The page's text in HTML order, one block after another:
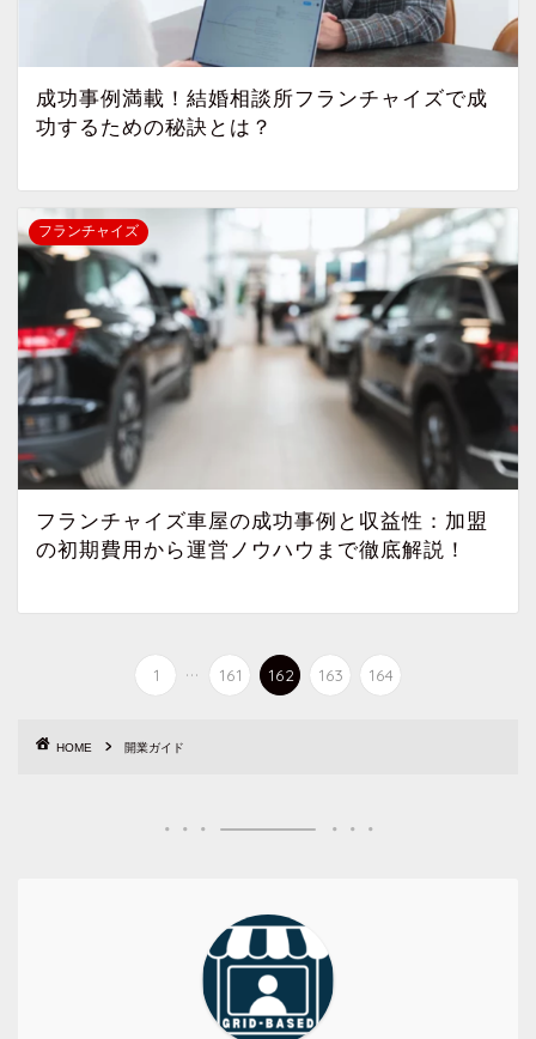
成功事例満載！結婚相談所フランチャイズで成
功するための秘訣とは？
フランチャイズ
フランチャイズ車屋の成功事例と収益性：加盟
の初期費用から運営ノウハウまで徹底解説！
1 ... 161 162 163 164
HOME 開業ガイド